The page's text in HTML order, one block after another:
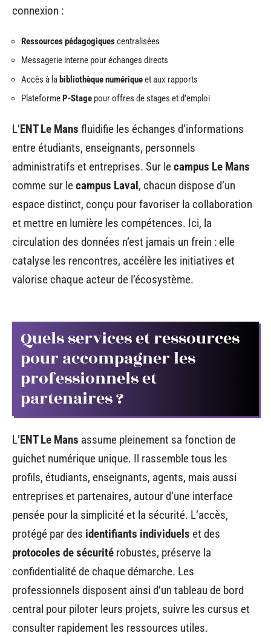
connexion :
Ressources pédagogiquescentralisées
Messagerie interne pour échanges directs
Accès à la bibliothèque numériqueet aux rapports
PlateformeP-Stage pour offres de stages et d’emploi
L’ENT Le Mans fluidifie les échanges d’informations
entre étudiants, enseignants, personnels
administratifs et entreprises. Sur lecampus Le Mans
comme sur lecampus Laval, chacun dispose d’un
espace distinct, conçu pour favoriser la collaboration
et mettre en lumière les compétences. Ici, la
circulation des données n’est jamais un frein : elle
catalyse les rencontres, accélère les initiatives et
valorise chaque acteur de l’écosystème.
Quels services et ressources
pour accompagner les
professionnels et
partenaires ?
L’ENT Le Mans assume pleinement sa fonction de
guichet numérique unique. Il rassemble tous les
profils, étudiants, enseignants, agents, mais aussi
entreprises et partenaires, autour d’une interface
pensée pour la simplicité et la sécurité. L’accès,
protégé par des identifiants individuels et des
protocoles de sécurité robustes, préserve la
confidentialité de chaque démarche. Les
professionnels disposent ainsi d’un tableau de bord
central pour piloter leurs projets, suivre les cursus et
consulter rapidement les ressources utiles.